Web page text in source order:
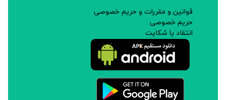
قوانین و مقررات و حریم خصوصی
حریم خصوصی
انتقاد یا شکایت